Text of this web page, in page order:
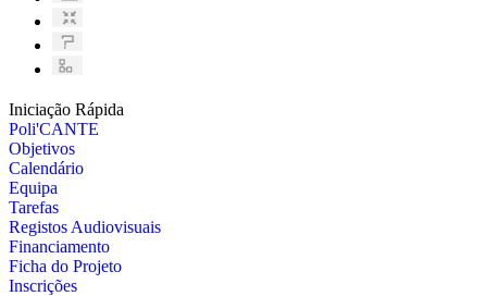
Iniciação Rápida
Poli'CANTE
Objetivos
Calendário
Equipa
Tarefas
Registos Audiovisuais
Financiamento
Ficha do Projeto
Inscrições